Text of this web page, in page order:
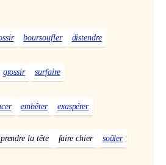
boursoufler distendre
grossir surfaire
embêter exaspérer
prendre la tête faire chier
soûler